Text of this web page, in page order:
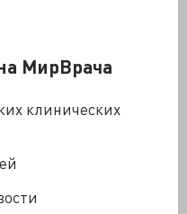
МирВрача
клинических